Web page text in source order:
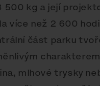
500 kg a její
více než 2 600
část parku
mlhové trysky